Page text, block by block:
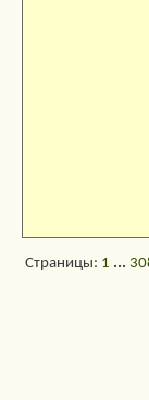
Страницы: 1 ...